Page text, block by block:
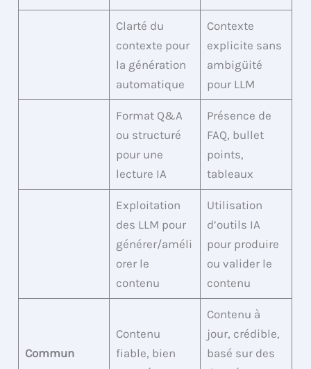
Clarté du
contexte pour
la génération
automatique
Contexte
explicite sans
ambigüité
pour LLM
Format Q&A
ou structuré
pour une
lecture IA
Présence de
FAQ, bullet
points,
tableaux
Exploitation
des LLM pour
générer/améli
orer le
contenu
Utilisation
d’outils IA
pour produire
ou valider le
contenu
Commun
Contenu
fiable, bien
Contenu à
jour, crédible,
basé sur des